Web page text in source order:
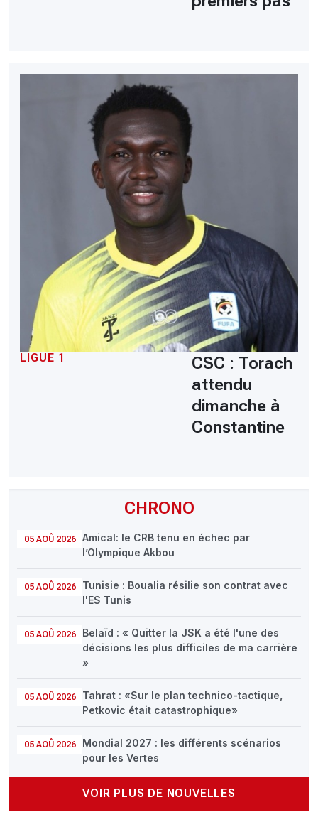
CHRONO
05 AOÛ 2026
Amical: le CRB tenu en échec par
l’Olympique Akbou
05 AOÛ 2026
Tunisie : Boualia résilie son contrat avec
l'ES Tunis
05 AOÛ 2026
Belaïd : « Quitter la JSK a été l'une des
décisions les plus difficiles de ma carrière
»
05 AOÛ 2026
Tahrat : «Sur le plan technico-tactique,
Petkovic était catastrophique»
05 AOÛ 2026
Mondial 2027 : les différents scénarios
pour les Vertes
VOIR PLUS DE NOUVELLES
LIGUE 1
CSC : Torach
attendu
dimanche à
Constantine